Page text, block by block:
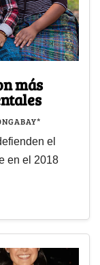
más
el
en el 2018